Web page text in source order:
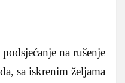
na rušenje
sa iskrenim željama